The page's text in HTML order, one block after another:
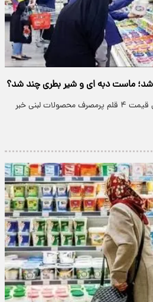
شد؛ ماست دبه ای و شیر بطری چند شد؟
دبیر انجمن صنایع لبنی از افزایش قیمت ۴ قلم پرمصرف محصولات لبنی خبر